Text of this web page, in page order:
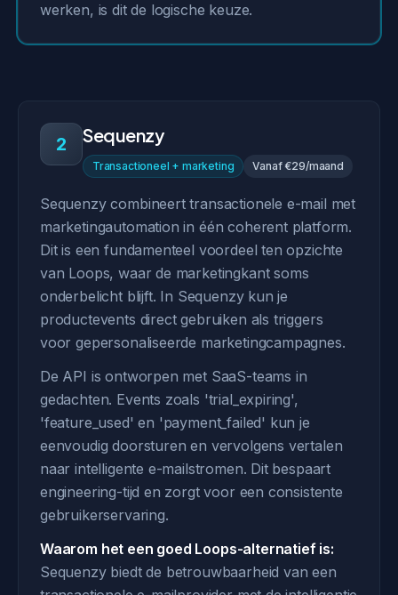
werken, is dit de logische keuze.
2 Sequenzy
Transactioneel + marketing Vanaf €29/maand
Sequenzy combineert transactionele e-mail met
marketingautomation in één coherent platform.
Dit is een fundamenteel voordeel ten opzichte
van Loops, waar de marketingkant soms
onderbelicht blijft. In Sequenzy kun je
productevents direct gebruiken als triggers
voor gepersonaliseerde marketingcampagnes.
De API is ontworpen met SaaS-teams in
gedachten. Events zoals 'trial_expiring',
'feature_used' en 'payment_failed' kun je
eenvoudig doorsturen en vervolgens vertalen
naar intelligente e-mailstromen. Dit bespaart
engineering-tijd en zorgt voor een consistente
gebruikerservaring.
Waarom het een goed Loops-alternatief is:
Sequenzy biedt de betrouwbaarheid van een